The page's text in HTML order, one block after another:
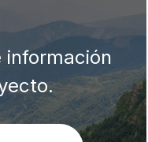
información